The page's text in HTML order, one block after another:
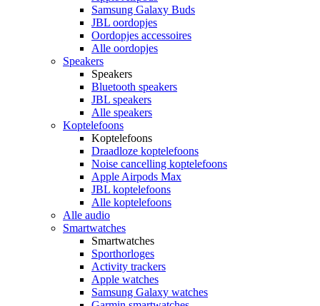
Samsung Galaxy Buds
JBL oordopjes
Oordopjes accessoires
Alle oordopjes
Speakers
Speakers
Bluetooth speakers
JBL speakers
Alle speakers
Koptelefoons
Koptelefoons
Draadloze koptelefoons
Noise cancelling koptelefoons
Apple Airpods Max
JBL koptelefoons
Alle koptelefoons
Alle audio
Smartwatches
Smartwatches
Sporthorloges
Activity trackers
Apple watches
Samsung Galaxy watches